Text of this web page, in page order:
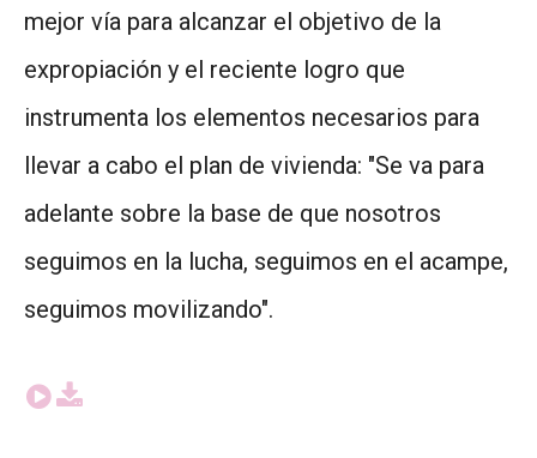
mejor vía para alcanzar el objetivo de la
expropiación y el reciente logro que
instrumenta los elementos necesarios para
llevar a cabo el plan de vivienda: "Se va para
adelante sobre la base de que nosotros
seguimos en la lucha, seguimos en el acampe,
seguimos movilizando".